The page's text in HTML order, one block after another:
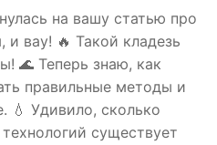
на вашу статью про
и вау! 🔥 Такой кладезь
🌊 Теперь знаю, как
правильные методы и
💧 Удивило, сколько
существует